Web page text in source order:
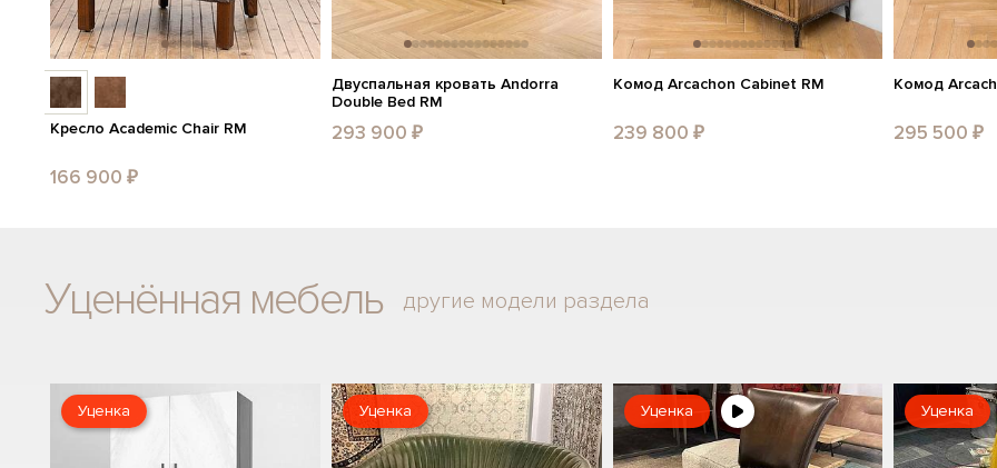
Кресло Academic Chair RM
166 900 ₽
Двуспальная кровать Andorra
Double Bed RM
293 900 ₽
Комод Arcachon Cabinet RM
239 800 ₽
Комод
295 500 ₽
Уценённая мебель другие модели раздела
Уценка Уценка Уценка Уценка